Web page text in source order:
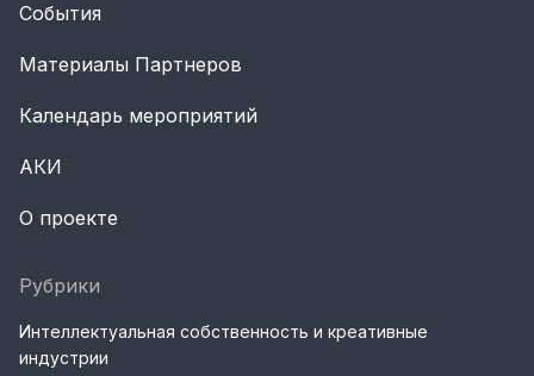
События
Материалы Партнеров
Календарь мероприятий
АКИ
О проекте
Рубрики
Интеллектуальная собственность и креативные
индустрии